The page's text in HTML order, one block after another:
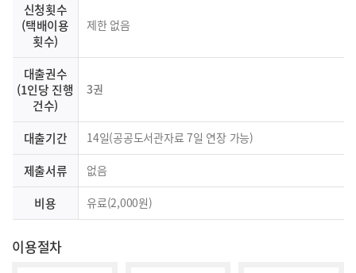
신청횟수
(택배이용
횟수)
제한 없음
대출권수
(1인당 진행
건수)
3권
대출기간 14일(공공도서관자료 7일 연장 가능)
제출서류 없음
비용 유료(2,000원)
이용절차